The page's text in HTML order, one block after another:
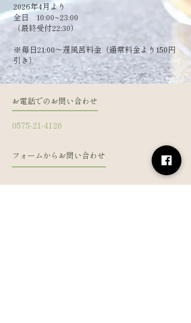
2026年4月より
全日 10:00~23:00
（最終受付22:30）
​※毎日21:00～遅風呂料金（通常料金より150円
引き）
お電話でのお問い合わせ
0575-21-4126
フォームからお問い合わせ
姓